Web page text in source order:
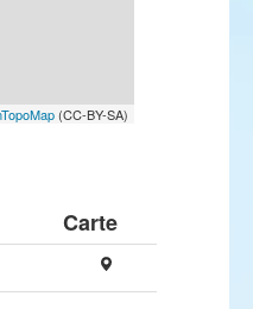
(CC-BY-SA)
Carte